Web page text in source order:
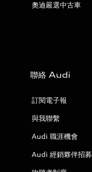
奧迪嚴選中古車
聯絡 Audi
訂閱電子報
與我聯繫
Audi 職涯機會
Audi 經銷夥伴招募